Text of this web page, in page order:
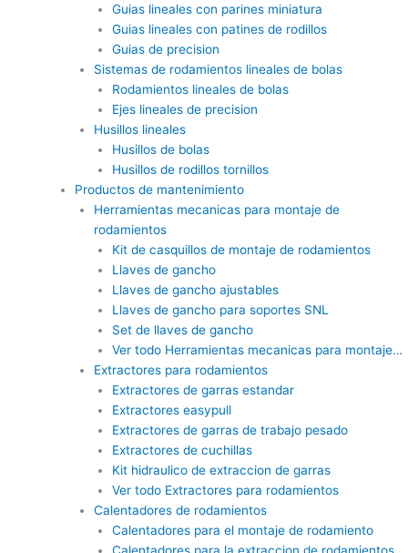
Guias lineales con parines miniatura
Guias lineales con patines de rodillos
Guias de precision
Sistemas de rodamientos lineales de bolas
Rodamientos lineales de bolas
Ejes lineales de precision
Husillos lineales
Husillos de bolas
Husillos de rodillos tornillos
Productos de mantenimiento
Herramientas mecanicas para montaje de
rodamientos
Kit de casquillos de montaje de rodamientos
Llaves de gancho
Llaves de gancho ajustables
Llaves de gancho para soportes SNL
Set de llaves de gancho
Ver todo Herramientas mecanicas para montaje…
Extractores para rodamientos
Extractores de garras estandar
Extractores easypull
Extractores de garras de trabajo pesado
Extractores de cuchillas
Kit hidraulico de extraccion de garras
Ver todo Extractores para rodamientos
Calentadores de rodamientos
Calentadores para el montaje de rodamiento
Calentadores para la extraccion de rodamientos